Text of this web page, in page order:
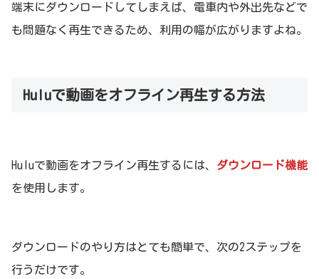
端末にダウンロードしてしまえば、電車内や外出先などで
も問題なく再生できるため、利用の幅が広がりますよね。
Huluで動画をオフライン再生する方法
Huluで動画をオフライン再生するには、 ダウンロード機能
を使用します。
ダウンロードのやり方はとても簡単で、次の2ステップを
行うだけです。